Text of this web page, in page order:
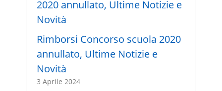
Rimborsi Concorso scuola 2020
annullato, Ultime Notizie e
Novità
3 Aprile 2024